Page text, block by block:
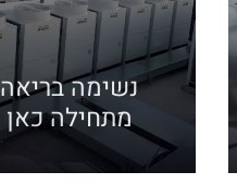
נשימה בריאה
מתחילה כאן